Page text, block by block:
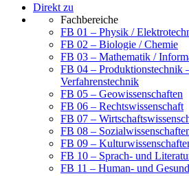
Direkt zu
Fachbereiche
FB 01 – Physik /
FB 02 – Biologie / Chemie
FB 03 – Mathematik /
FB 04 – Produktionstechnik
Verfahrenstechnik
FB 05 – Geowissenschaften
FB 06 – Rechtswissenschaft
FB 07 –
FB 08 –
FB 09 –
FB 10 – Sprach- und
FB 11 – Human- und